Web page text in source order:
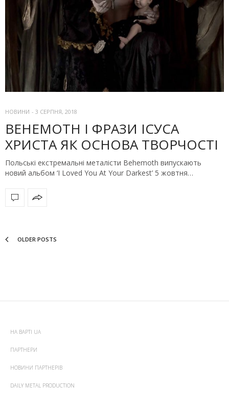
НОВИНИ - 3 СЕРПНЯ, 2018
BEHEMOTH І ФРАЗИ ІСУСА
ХРИСТА ЯК ОСНОВА ТВОРЧОСТІ
Польські екстремальні металісти Behemoth випускають
новий альбом ‘I Loved You At Your Darkest’ 5 жовтня…
OLDER POSTS
НА ВАРТІ UA
ПАРТНЕРИ
НОВИНИ ПАРТНЕРІВ
DAILY METAL PRODUCTION